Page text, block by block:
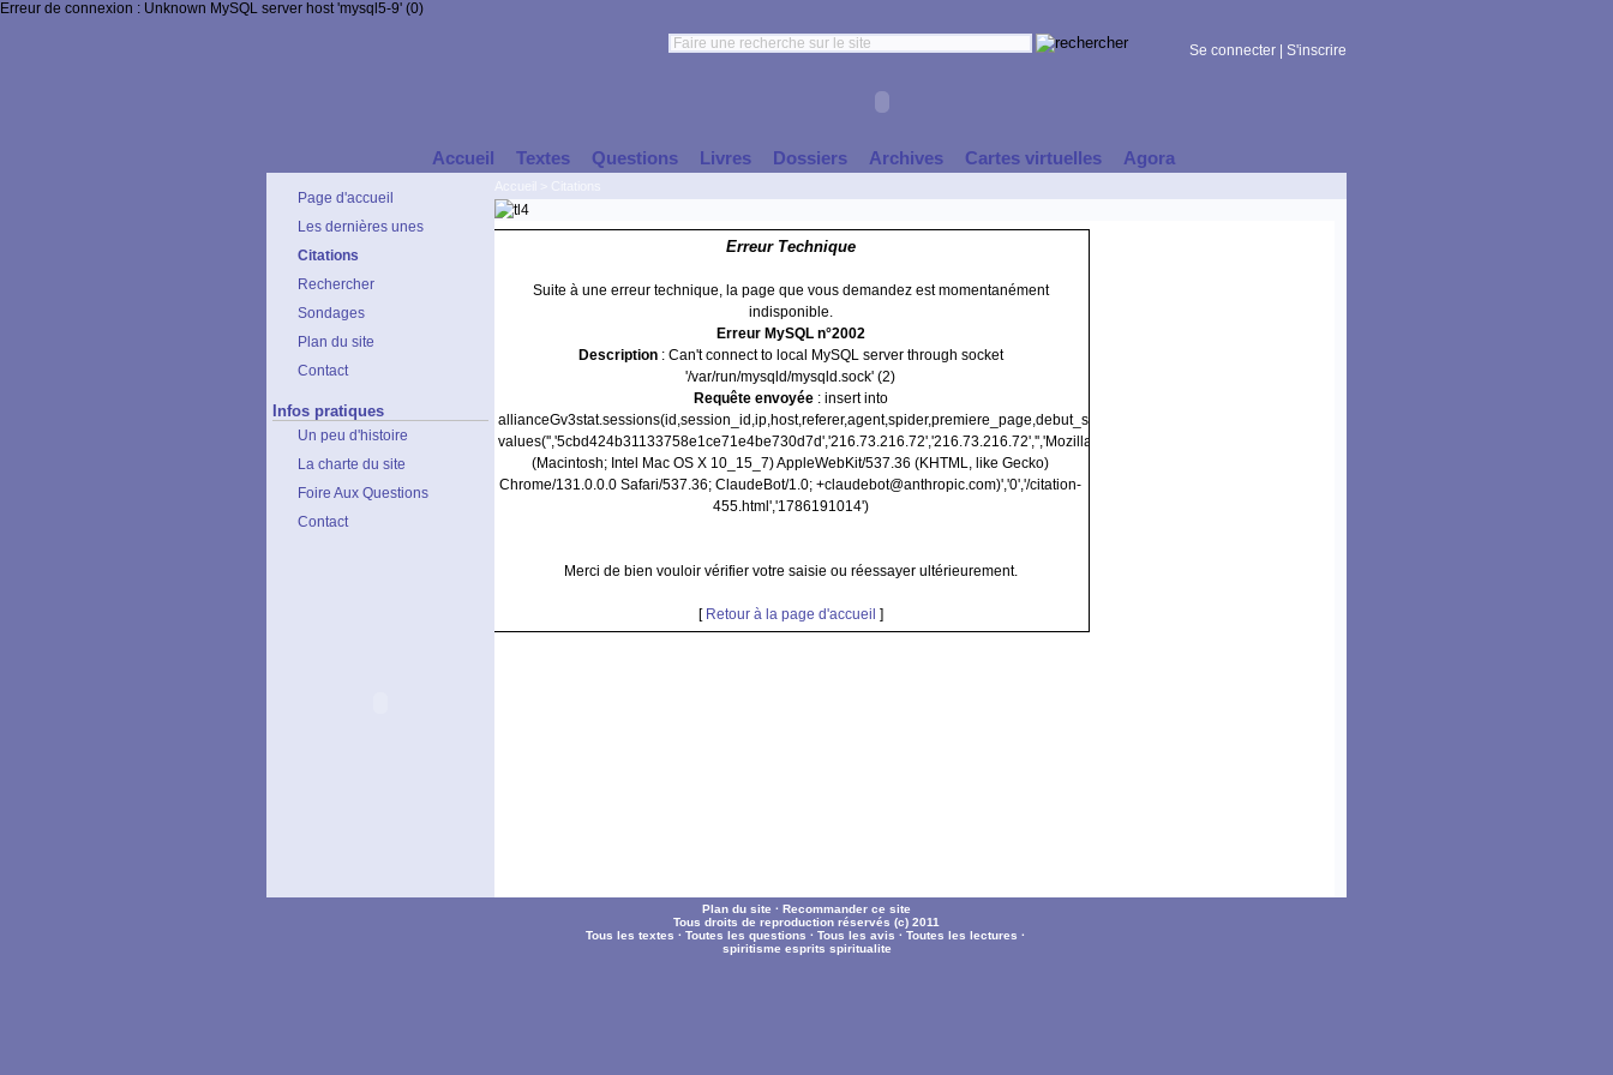
Erreur de connexion : Unknown MySQL server host 'mysql5-9' (0)
Se connecter S'inscrire
Accueil Textes Questions Livres Dossiers Archives Cartes virtuelles Agora
Page d'accueil
Les dernières unes
Citations
Rechercher
Sondages
Plan du site
Contact
Infos pratiques
Un peu d'histoire
La charte du site
Foire Aux Questions
Contact
Erreur Technique
Suite à une erreur technique, la page que vous demandez est momentanément
indisponible.
Erreur MySQL n°2002
Description: Can't connect to local MySQL server through socket
'/var/run/mysqld/mysqld.sock' (2)
Requête envoyée: insert into
allianceGv3stat.sessions(id,session_id,ip,host,referer,agent,spider,premiere_page,debut_session)
values('','5cbd424b31133758e1ce71e4be730d7d','216.73.216.72','216.73.216.72','','Mozilla/5.0
(Macintosh; Intel Mac OS X 10_15_7) AppleWebKit/537.36 (KHTML, like Gecko)
Chrome/131.0.0.0 Safari/537.36; ClaudeBot/1.0; +claudebot@anthropic.com)','0','/citation-
455.html','1786191014')
Merci de bien vouloir vérifier votre saisie ou réessayer ultérieurement.
[ Retour à la page d'accueil ]
Plan du site · Recommander ce site
Tous droits de reproduction réservés (c) 2011
Tous les textes · Toutes les questions · Tous les avis · Toutes les lectures ·
spiritisme esprits spiritualite